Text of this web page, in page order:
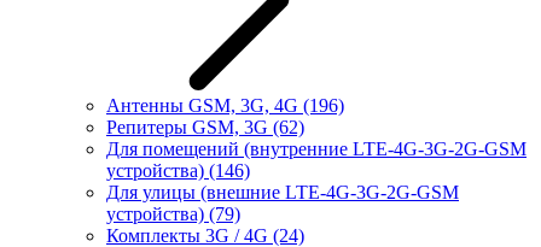
Антенны GSM, 3G, 4G (196)
Репитеры GSM, 3G (62)
Для помещений (внутренние LTE-4G-3G-2G-GSM
устройства) (146)
Для улицы (внешние LTE-4G-3G-2G-GSM
устройства) (79)
Комплекты 3G / 4G (24)